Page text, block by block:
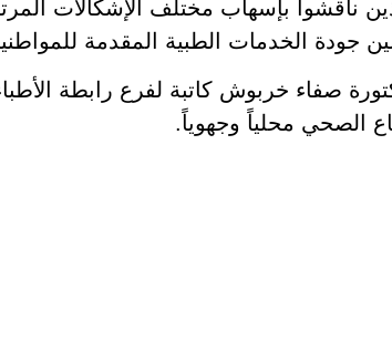
ناقشوا بإسهاب مختلف الإشكالات
جودة الخدمات الطبية المقدمة
صفاء خربوش كاتبة لفرع رابطة
الصحي محلياً وجهوياً.